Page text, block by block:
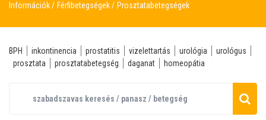
Információk Férfibetegségek Prosztatabetegségek
BPH inkontinencia prostatitis vizelettartás urológia
urológus
prosztata
prosztatabetegség daganat homeopátia